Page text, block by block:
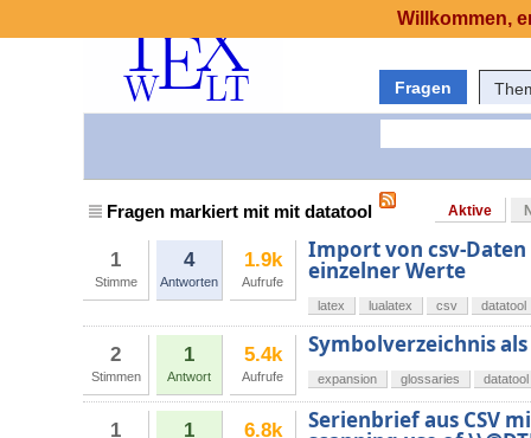
Fragen
Fragen markiert mit mit datatool Aktive
1
Stimme
4
Antworten
1.9k
Aufrufe
Import von csv-
einzelner Werte
latex lualatex csv datatool
2
Stimmen
1
Antwort
5.4k
Aufrufe
Symbolverzeichnis
expansion glossaries datatool
1 1 6.8k Serienbrief aus CSV
Willkommen,